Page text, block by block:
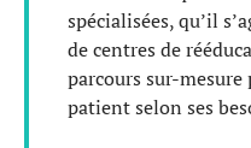
spécialisées, qu’il
de centres de
parcours sur-mesure
patient selon ses